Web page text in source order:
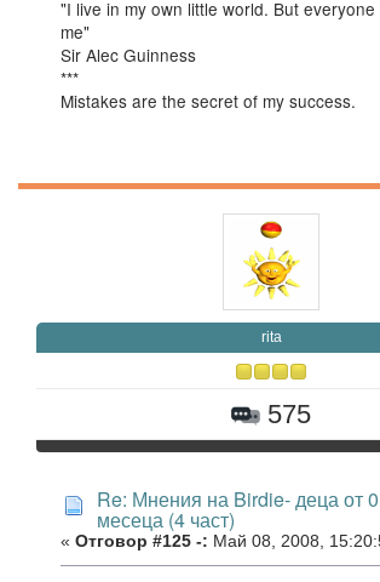
"I live in my own little world. But
me"
Sir Alec Guinness
***
Mistakes are the secret of my success.
rita
575
Re: Мнения на Birdie- деца от
месеца (4 част)
« Отговор #125 -: Май 08, 2008,